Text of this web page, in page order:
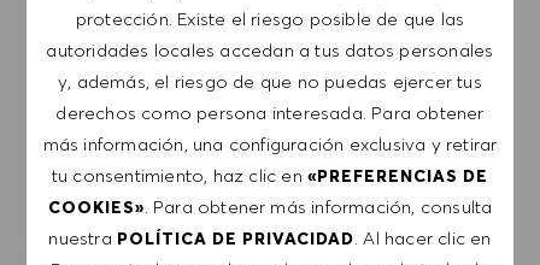
protección. Existe el riesgo posible de que las
autoridades locales accedan a tus datos personales
y, además, el riesgo de que no puedas ejercer tus
derechos como persona interesada. Para obtener
más información, una configuración exclusiva y retirar
tu consentimiento, haz clic en«PREFERENCIAS DE
COOKIES» . Para obtener más información, consulta
nuestra POLÍTICA DE PRIVACIDAD . Al hacer clic en
Introducir dirección de correo electrónico (obligatorio)
ENVIAR
GESTIONAR ALERTAS